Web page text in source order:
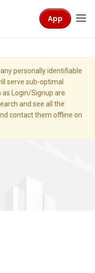
App
personally identifiable
serve sub-optimal
Login/Signup are
and see all the
contact them offline on